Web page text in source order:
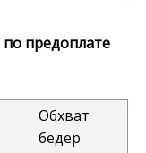
предоплате
Обхват
бедер